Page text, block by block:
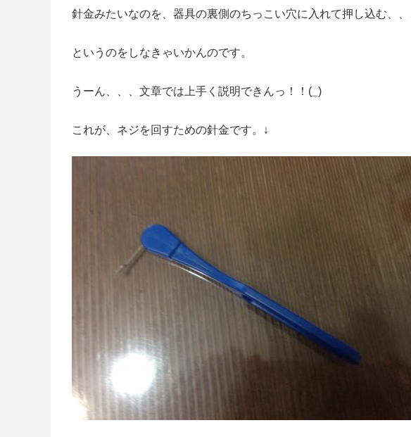
針金みたいなのを、器具の裏側のちっこい穴に入れて押し込む、、
というのをしなきゃいかんのです。
うーん、、、文章では上手く説明できんっ！！( )
これが、ネジを回すための針金です。↓